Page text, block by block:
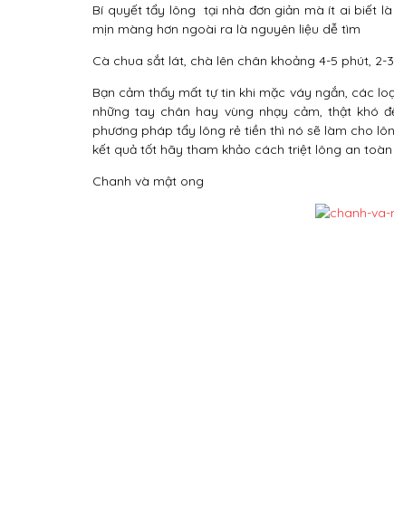
Bí quyết tẩy lông tại nhà đơn giản mà ít ai biết
mịn màng hơn ngoài ra là nguyên liệu dễ tìm
Cà chua sắt lát, chà lên chân khoảng 4-5 phút,
Bạn cảm thấy mất tự tin khi mặc váy ngắn, các
những tay chân hay vùng nhạy cảm, thật khó
phương pháp tẩy lông rẻ tiền thì nó sẽ làm cho
kết quả tốt hãy tham khảo cách triệt lông an
Chanh và mật ong